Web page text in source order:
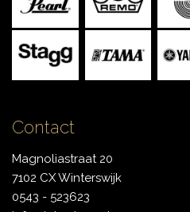
Contact
Magnoliastraat 20
7102 CX Winterswijk
0543 - 523623